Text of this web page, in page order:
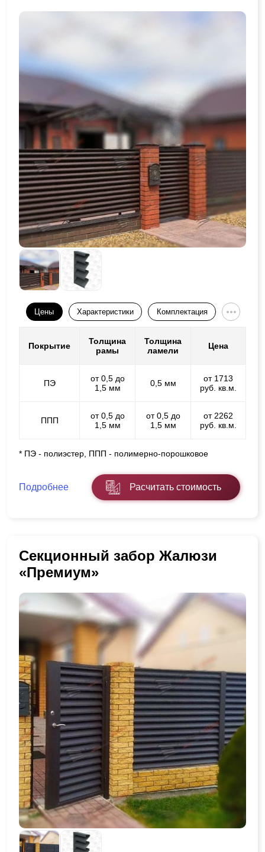
Цены Характеристики Комплектация
Покрытие
Толщина
рамы
Толщина
ламели
Цена
ПЭ
от 0,5 до
1,5 мм
0,5 мм
от 1713
руб. кв.м.
ППП
от 0,5 до
1,5 мм
от 0,5 до
1,5 мм
от 2262
руб. кв.м.
* ПЭ - полиэстер, ППП - полимерно-порошковое
Подробнее Расчитать стоимость
Секционный забор Жалюзи
«Премиум»